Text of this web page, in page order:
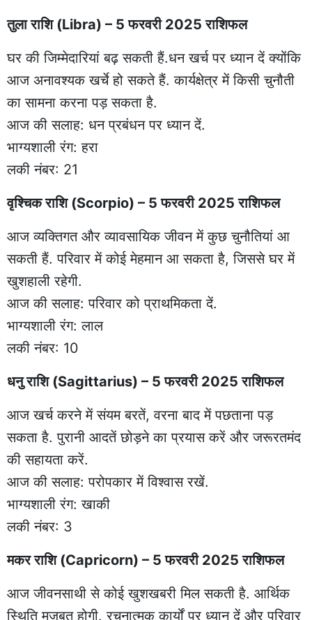
तुला राशि (Libra) – 5 फरवरी 2025 राशिफल
घर की जिम्मेदारियां बढ़ सकती हैं.धन खर्च पर ध्यान दें क्योंकि
आज अनावश्यक खर्चे हो सकते हैं. कार्यक्षेत्र में किसी चुनौती
का सामना करना पड़ सकता है.
आज की सलाह: धन प्रबंधन पर ध्यान दें.
भाग्यशाली रंग: हरा
लकी नंबर: 21
वृश्चिक राशि (Scorpio) – 5 फरवरी 2025 राशिफल
आज व्यक्तिगत और व्यावसायिक जीवन में कुछ चुनौतियां आ
सकती हैं. परिवार में कोई मेहमान आ सकता है, जिससे घर में
खुशहाली रहेगी.
आज की सलाह: परिवार को प्राथमिकता दें.
भाग्यशाली रंग: लाल
लकी नंबर: 10
धनु राशि (Sagittarius) – 5 फरवरी 2025 राशिफल
आज खर्च करने में संयम बरतें, वरना बाद में पछताना पड़
सकता है. पुरानी आदतें छोड़ने का प्रयास करें और जरूरतमंद
की सहायता करें.
आज की सलाह: परोपकार में विश्वास रखें.
भाग्यशाली रंग: खाकी
लकी नंबर: 3
मकर राशि (Capricorn) – 5 फरवरी 2025 राशिफल
आज जीवनसाथी से कोई खुशखबरी मिल सकती है. आर्थिक
स्थिति मजबूत होगी. रचनात्मक कार्यों पर ध्यान दें और परिवार